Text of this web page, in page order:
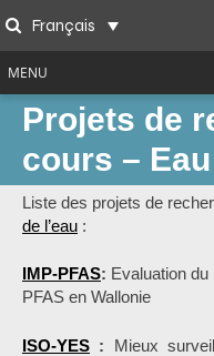
to
content
SearchFrançais
MENU
Projets de
cours – Eau
Liste des projets de
de l’eau :
IMP-PFAS: Evaluation
PFAS en Wallonie
ISO-YES : Mieux